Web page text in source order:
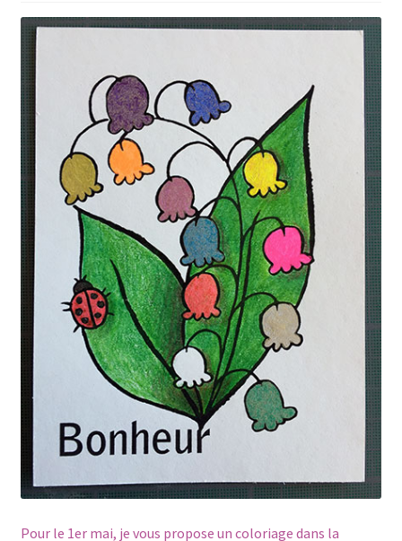
Pour le 1er mai, je vous propose un coloriage dans la